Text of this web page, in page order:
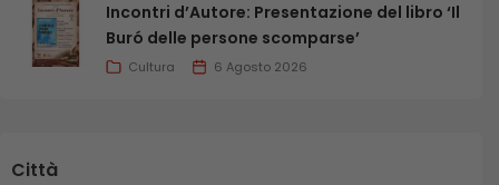
Incontri d’Autore: Presentazione del libro ‘Il
Buró delle persone scomparse’
Cultura 6 Agosto 2026
Città